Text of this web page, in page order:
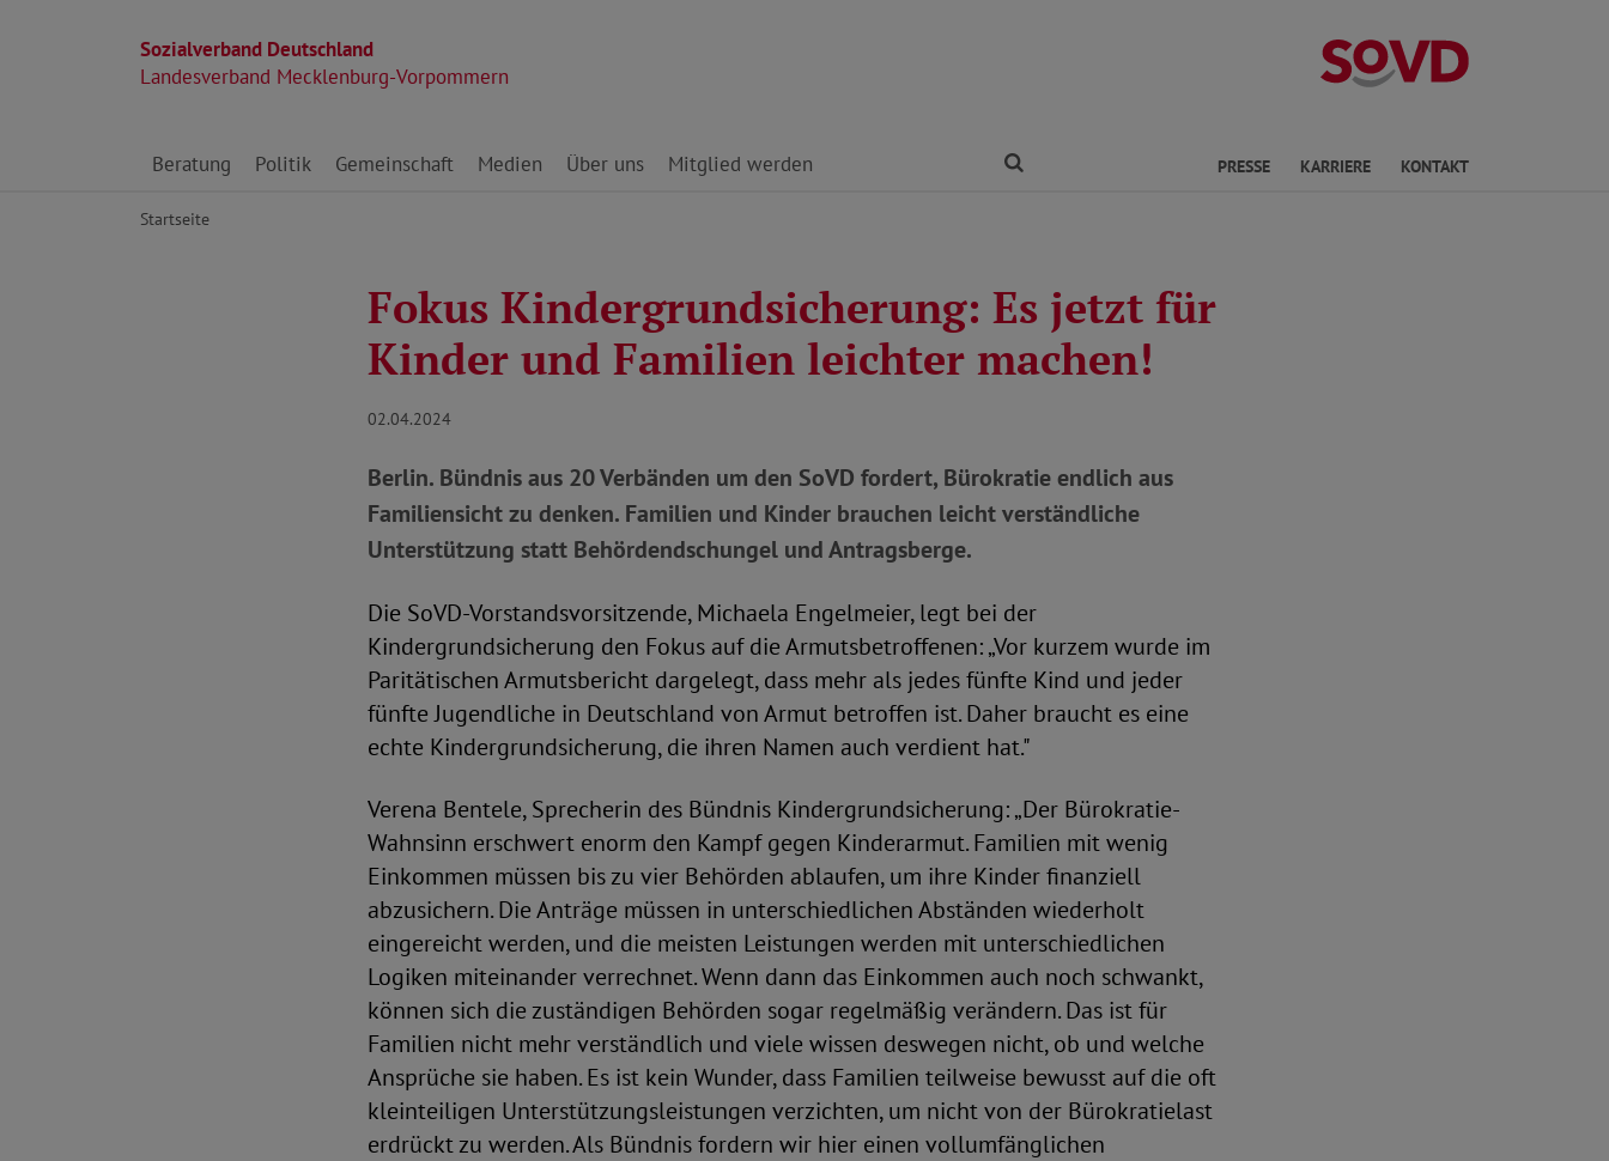
Sozialverband Deutschland
Landesverband Mecklenburg-Vorpommern
Landesverband
Direkt zu den Inhalten springen
Beratung Politik Gemeinschaft Medien Über uns Mitglied werden PRESSE KARRIERE KONTAKT
Startseite
Fokus Kindergrundsicherung: Es jetzt für
Kinder und Familien leichter machen!
02.04.2024
Berlin. Bündnis aus 20 Verbänden um den SoVD fordert, Bürokratie endlich aus
Familiensicht zu denken. Familien und Kinder brauchen leicht verständliche
Unterstützung statt Behördendschungel und Antragsberge.
Die SoVD-Vorstandsvorsitzende, Michaela Engelmeier, legt bei der
Kindergrundsicherung den Fokus auf die Armutsbetroffenen: „Vor kurzem wurde im
Paritätischen Armutsbericht dargelegt, dass mehr als jedes fünfte Kind und jeder
fünfte Jugendliche in Deutschland von Armut betroffen ist. Daher braucht es eine
echte Kindergrundsicherung, die ihren Namen auch verdient hat."
Verena Bentele, Sprecherin des Bündnis Kindergrundsicherung: „Der Bürokratie-
Wahnsinn erschwert enorm den Kampf gegen Kinderarmut. Familien mit wenig
Einkommen müssen bis zu vier Behörden ablaufen, um ihre Kinder finanziell
abzusichern. Die Anträge müssen in unterschiedlichen Abständen wiederholt
eingereicht werden, und die meisten Leistungen werden mit unterschiedlichen
Logiken miteinander verrechnet. Wenn dann das Einkommen auch noch schwankt,
können sich die zuständigen Behörden sogar regelmäßig verändern. Das ist für
Familien nicht mehr verständlich und viele wissen deswegen nicht, ob und welche
Ansprüche sie haben. Es ist kein Wunder, dass Familien teilweise bewusst auf die oft
kleinteiligen Unterstützungsleistungen verzichten, um nicht von der Bürokratielast
erdrückt zu werden. Als Bündnis fordern wir hier einen vollumfänglichen